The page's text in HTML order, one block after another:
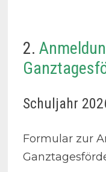
2.
Schuljahr
Formular zur